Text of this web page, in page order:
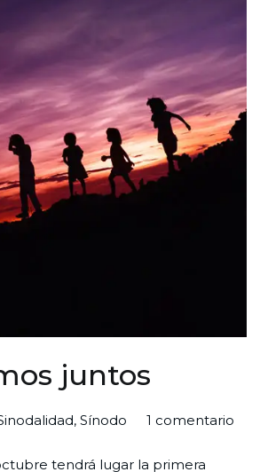
juntos
, Sínodo 1 comentarioen
tendrá lugar la primera